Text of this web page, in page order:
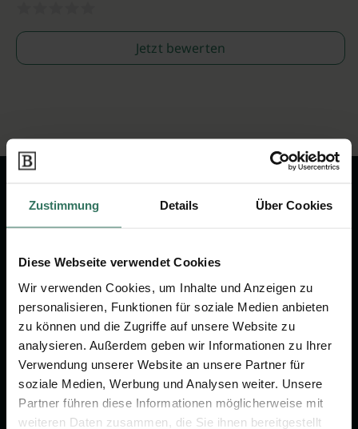
Zustimmung Details Über Cookies
Diese Webseite verwendet Cookies
Wir verwenden Cookies, um Inhalte und Anzeigen zu
personalisieren, Funktionen für soziale Medien anbieten
zu können und die Zugriffe auf unsere Website zu
analysieren. Außerdem geben wir Informationen zu Ihrer
Verwendung unserer Website an unsere Partner für
soziale Medien, Werbung und Analysen weiter. Unsere
Partner führen diese Informationen möglicherweise mit
weiteren Daten zusammen, die Sie ihnen bereitgestellt
Jetzt bewerten
Wir sind Ihr Ansprechpartner rund
um das Thema Bestattung &
Jetzt beraten lassen
FÜR SIE
Vergleich
FÜR BESTATTER
Online-Portal